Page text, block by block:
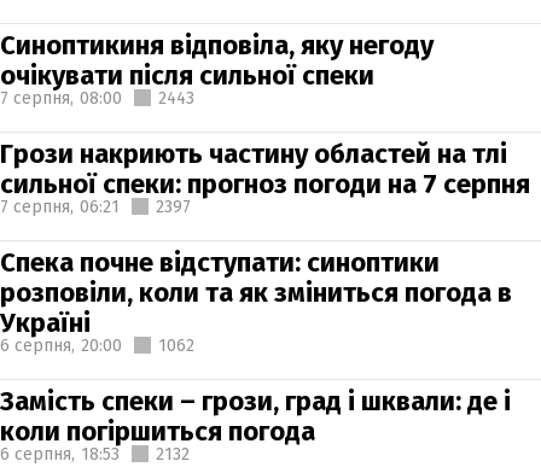
Синоптикиня відповіла, яку негоду
очікувати після сильної спеки
7 серпня, 08:00 2443
Грози накриють частину областей на тлі
сильної спеки: прогноз погоди на 7 серпня
7 серпня, 06:21 2397
Спека почне відступати: синоптики
розповіли, коли та як зміниться погода в
Україні
6 серпня, 20:00 1062
Замість спеки – грози, град і шквали: де і
коли погіршиться погода
6 серпня, 18:53 2132